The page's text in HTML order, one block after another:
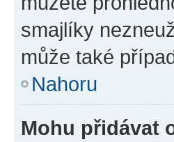
smajlíky
může také
Nahoru
Mohu přidávat